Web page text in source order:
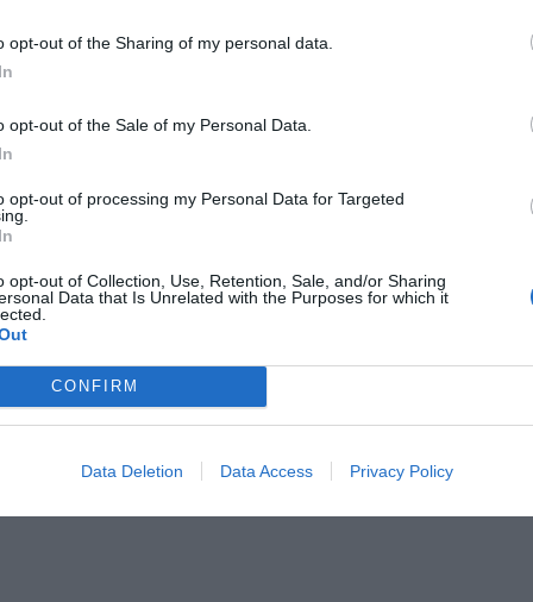
opt-out of the Sharing of my personal data.
opt-out of the Sale of my Personal Data.
opt-out of processing my Personal Data for Targeted
opt-out of Collection, Use, Retention, Sale, and/or Sharing
Data that Is Unrelated with the Purposes for which it
CONFIRM
Data Deletion Data Access Privacy Policy
niektóre gałęzie przemysłu przez ostatnie lata niestety
uciążliwych należą zwłaszcza fermy zwierząt, zakłady
rzeźnie, fabryki meblarskie i chemicznych. W skali całego kraju
Polaków żyje w smrodzie.
ad